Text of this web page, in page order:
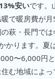
13%安いです。
で暖房費が
萩・長門では
かります。夏
〜6,000円
む地域によ